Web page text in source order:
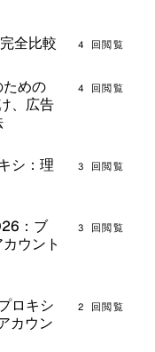
全比較 4 回閲覧
めの
、広告
4 回閲覧
シ：理
3 回閲覧
：ブ
ウント
3 回閲覧
ロキシ
カウン
2 回閲覧